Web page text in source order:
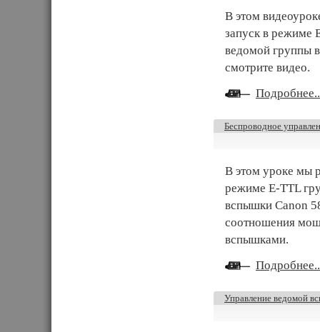
В этом
запуск в режиме
ведомой группы
смотрите видео.
Беспроводное
В этом уроке мы
режиме E-TTL
вспышки Canon
соотношения
вспышками.
Управление ведомой